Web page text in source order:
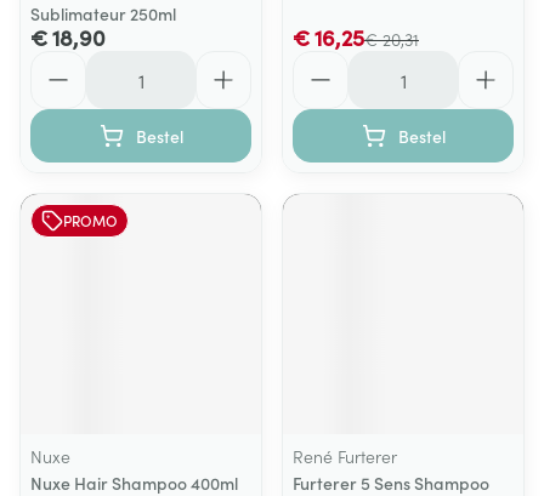
Sublimateur 250ml
€ 18,90
Bestel
€ 20,31
€ 16,25
Bestel
PROMO
Nuxe
Nuxe Hair Shampoo 400ml
René Furterer
Furterer 5 Sens Shampoo